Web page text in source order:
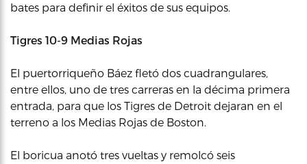
bates para definir el éxitos de sus equipos.
Tigres 10-9 Medias Rojas
El puertorriqueño Báez fletó dos cuadrangulares,
entre ellos, uno de tres carreras en la décima primera
entrada, para que los Tigres de Detroit dejaran en el
terreno a los Medias Rojas de Boston.
El boricua anotó tres vueltas y remolcó seis